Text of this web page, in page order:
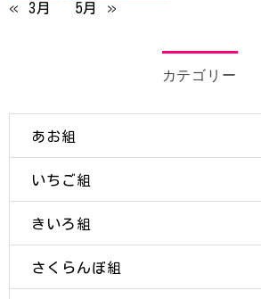
« 3月 5月 »
カテゴリー
あお組
いちご組
きいろ組
さくらんぼ組